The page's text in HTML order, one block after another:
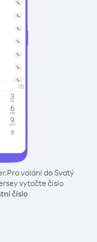
Pro volání do Svatý
vytočte číslo
číslo